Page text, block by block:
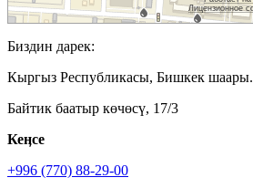
Биздин дарек:
Кыргыз Республикасы, Бишкек шаары.
Байтик баатыр көчөсү, 17/3
Кеӊсе
+996 (770) 88-29-00